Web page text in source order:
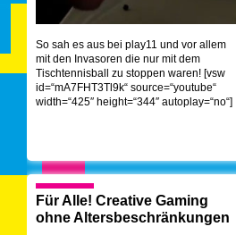
So sah es aus bei play11 und vor allem
mit den Invasoren die nur mit dem
Tischtennisball zu stoppen waren! [vsw
id=“mA7FHT3Tl9k“ source=“youtube“
width=“425″ height=“344″ autoplay=“no“]
Für Alle! Creative Gaming
ohne Altersbeschränkungen